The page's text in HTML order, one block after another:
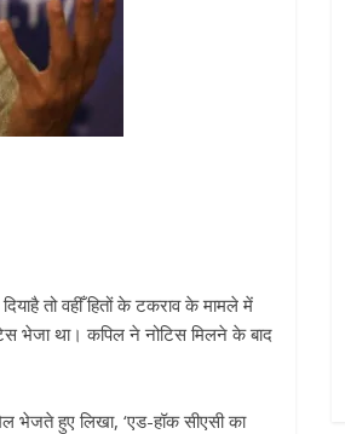
तो वहीँ हितों के टकराव के मामले में
भेजा था। कपिल ने नोटिस मिलने के बाद
भेजते हुए लिखा, ‘एड-हॉक सीएसी का